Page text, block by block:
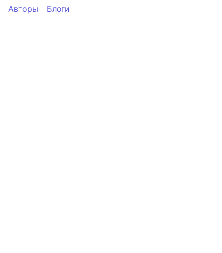
Авторы Блоги